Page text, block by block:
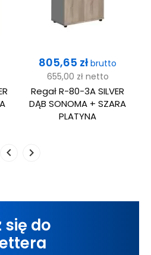
Cena
805,65 złbrutto
655,00 zł netto
Regał R-80-3A SILVER
DĄB SONOMA + SZARA
PLATYNA
się do